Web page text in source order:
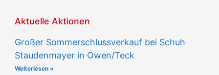
Aktuelle Aktionen
Großer Sommerschlussverkauf bei Schuh
Staudenmayer in Owen/Teck
Weiterlesen »